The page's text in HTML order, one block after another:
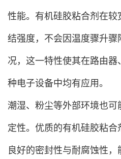
性能。有机硅胶粘合剂在
结强度，不会因温度骤升
况，这一特性使其在路由
种电子设备中均有应用。
潮湿、粉尘等外部环境也
定性。优质的有机硅胶粘
良好的密封性与耐腐蚀性